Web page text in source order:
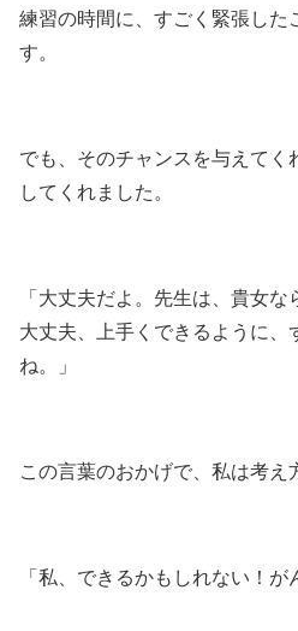
練習の時間に、すごく緊張した
す。
でも、そのチャンスを与えてく
してくれました。
「大丈夫だよ。先生は、貴女な
大丈夫、上手くできるように、
ね。」
この言葉のおかげで、私は考え
「私、できるかもしれない！が